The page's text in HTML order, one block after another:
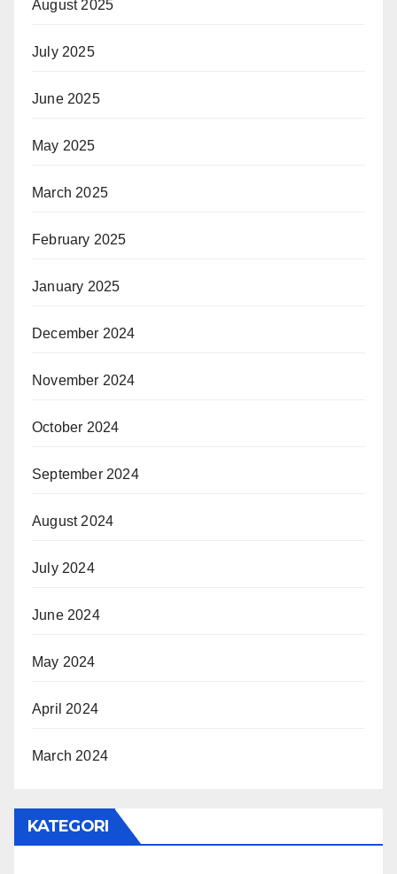
August 2025
July 2025
June 2025
May 2025
March 2025
February 2025
January 2025
December 2024
November 2024
October 2024
September 2024
August 2024
July 2024
June 2024
May 2024
April 2024
March 2024
KATEGORI